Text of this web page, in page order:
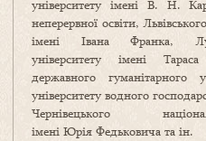
університету імені В. Н.
неперервної освіти,
імені Івана Франка,
університету імені
державного гуманітарного
університету водного
Чернівецького
імені Юрія Федьковича та ін.